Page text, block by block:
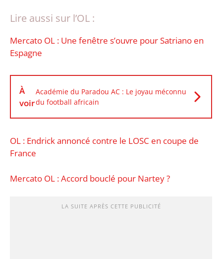
Lire aussi sur l’OL :
Mercato OL : Une fenêtre s’ouvre pour Satriano en
Espagne
À
voir
Académie du Paradou AC : Le joyau méconnu
du football africain
OL : Endrick annoncé contre le LOSC en coupe de
France
Mercato OL : Accord bouclé pour Nartey ?
LA SUITE APRÈS CETTE PUBLICITÉ